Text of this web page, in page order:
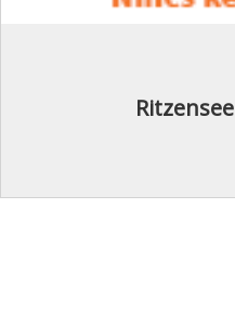
Ritzensee